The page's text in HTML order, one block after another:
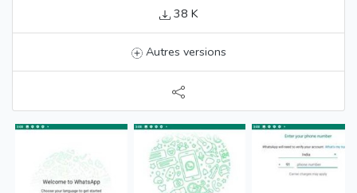
38 K
Autres versions